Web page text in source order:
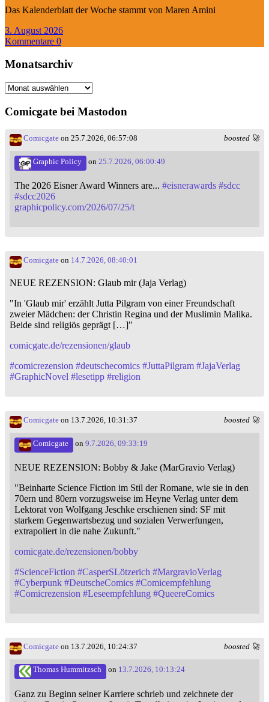
Das Kalenderblatt der Woche stammt von Maren Amini
3. August 2026
Kommentare 0
Monatsarchiv
Monatsarchiv
Comicgate bei Mastodon
boosted 🚀
Comicgate on 25.7.2026, 06:57:08
Graphic Policy on 25.7.2026, 06:00:49
The 2026 Eisner Award Winners are... #eisnerawards #sdcc
#sdcc2026
graphicpolicy.com/2026/07/25/t
Comicgate on 14.7.2026, 08:40:01
NEUE REZENSION: Glaub mir (Jaja Verlag)
"In 'Glaub mir' erzählt Jutta Pilgram von einer Freundschaft
zweier Mädchen: der Christin Regina und der Muslimin Malika.
Beide sind religiös geprägt […]"
comicgate.de/rezensionen/glaub
#comicrezension #deutschecomics #JuttaPilgram #JajaVerlag
#GraphicNovel #lesetipp #religion
boosted 🚀
Comicgate on 13.7.2026, 10:31:37
Comicgate on 9.7.2026, 09:33:19
NEUE REZENSION: Bobby & Jake (MarGravio Verlag)
"Beinharte Science Fiction im Stil der Romane, wie sie in den
70ern und 80ern vorzugsweise im Heyne Verlag unter dem
Lektorat von Wolfgang Jeschke erschienen sind: SF mit
starkem Gegenwartsbezug und sozialen Verwerfungen,
extrapoliert in die nahe Zukunft."
comicgate.de/rezensionen/bobby
#ScienceFiction #CasperSLötzerich #MargravioVerlag
#Cyberpunk #DeutscheComics #Comicempfehlung
#Comicrezension #Leseempfehlung #QueereComics
boosted 🚀
Comicgate on 13.7.2026, 10:24:37
Thomas Hummitzsch on 13.7.2026, 10:13:24
Ganz zu Beginn seiner Karriere schrieb und zeichnete der